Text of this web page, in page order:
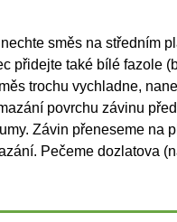
směs na středním
přidejte také bílé fazole
trochu vychladne,
povrchu závinu
Závin přeneseme na
Pečeme dozlatova